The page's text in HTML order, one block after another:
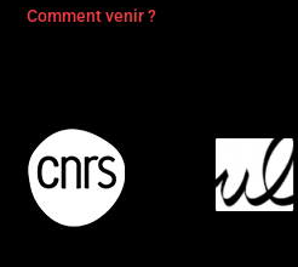
Comment venir ?